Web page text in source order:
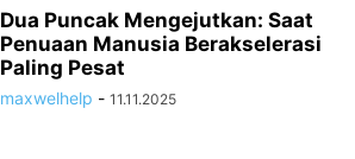
Dua Puncak Mengejutkan: Saat
Penuaan Manusia Berakselerasi
Paling Pesat
maxwelhelp - 11.11.2025